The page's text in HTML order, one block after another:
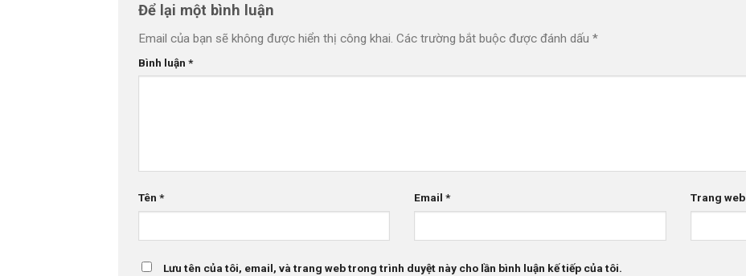
Để lại một bình luận
Email của bạn sẽ không được hiển thị công khai. Các trường bắt buộc được đánh dấu *
Bình luận *
Tên * Email* Trang web
Lưu tên của tôi, email, và trang web trong trình duyệt này cho lần bình luận kế tiếp của tôi.